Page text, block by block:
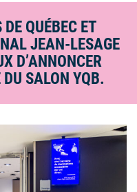
DE QUÉBEC ET
JEAN-LESAGE
D’ANNONCER
DU SALON YQB.